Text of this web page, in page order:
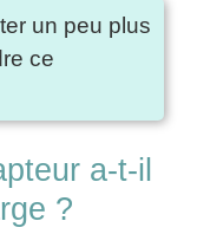
un peu plus
ce
a-t-il
?